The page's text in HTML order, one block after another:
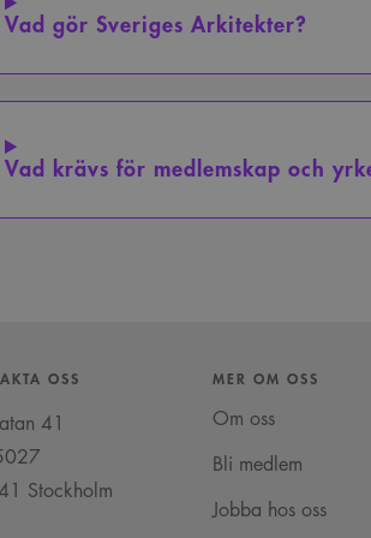
Vad gör Sveriges Arkitekter?
Vad krävs för medlemskap och
OSS
41
Stockholm
MER OM OSS
Om oss
Bli medlem
Jobba hos oss